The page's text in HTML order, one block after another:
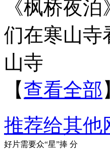
《枫桥夜
们在寒山寺
山寺
【查看全部
推荐给其他
好片需要众“星”捧 分